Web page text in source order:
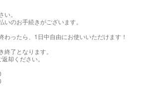
。
のお手続きがございます。
わったら、1日中自由にお使いいただけます！
終了となります。
却ください。